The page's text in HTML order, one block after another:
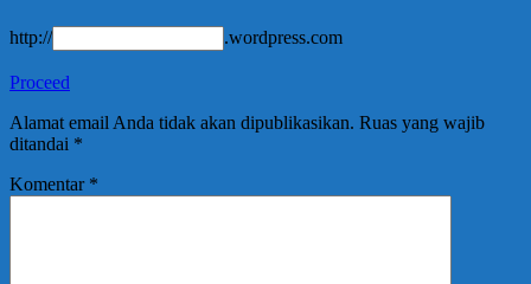
http:// .wordpress.com
Proceed
Alamat email Anda tidak akan dipublikasikan. Ruas yang wajib
ditandai *
Komentar *